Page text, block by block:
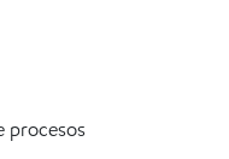
procesos